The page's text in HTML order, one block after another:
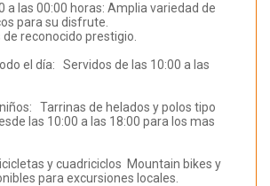
a las 00:00 horas: Amplia variedad de
para su disfrute.
reconocido prestigio.
el día: Servidos de las 10:00 a las
Tarrinas de helados y polos tipo
las 10:00 a las 18:00 para los mas
y cuadriciclos Mountain bikes y
para excursiones locales.